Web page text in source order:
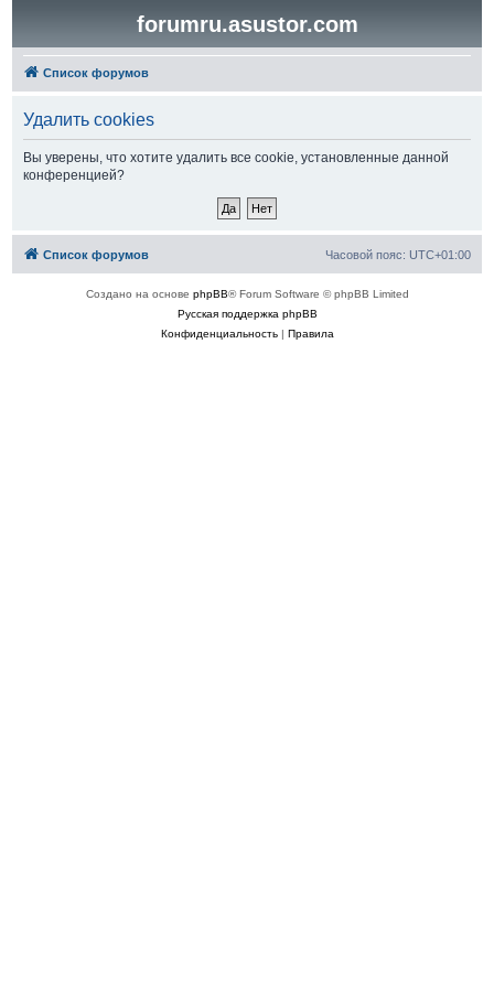
forumru.asustor.com
Список форумов
Удалить cookies
Вы уверены, что хотите удалить все cookie, установленные данной
конференцией?
Список форумов Часовой пояс: UTC+01:00
Создано на основе phpBB® Forum Software © phpBB Limited
Русская поддержка phpBB
Конфиденциальность| Правила